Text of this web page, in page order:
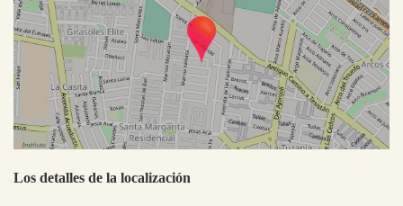
Los detalles de la localización